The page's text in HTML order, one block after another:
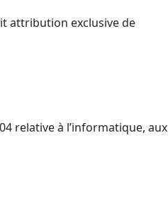
attribution exclusive de
relative à l’informatique, aux